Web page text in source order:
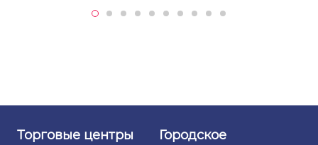
Торговые центры
Городское